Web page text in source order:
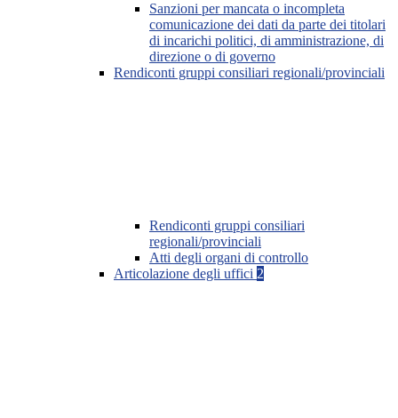
Sanzioni per mancata o incompleta
comunicazione dei dati da parte dei titolari
di incarichi politici, di amministrazione, di
direzione o di governo
Rendiconti gruppi consiliari regionali/provinciali
Rendiconti gruppi consiliari
regionali/provinciali
Atti degli organi di controllo
Articolazione degli uffici 2